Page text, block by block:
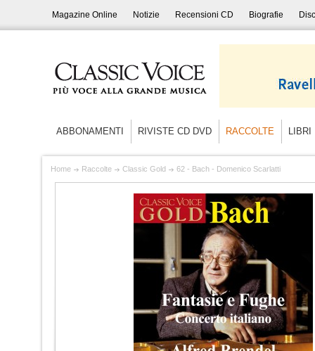
Magazine Online Notizie Recensioni CD Biografie
ABBONAMENTI RIVISTE CD DVD RACCOLTE LIBRI
Home Raccolte Classic Gold 62 - Bach - Domenico Scarlatti